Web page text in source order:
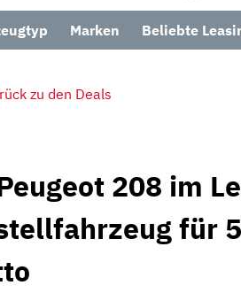
Marken Beliebte
zu den Deals
208 im
für